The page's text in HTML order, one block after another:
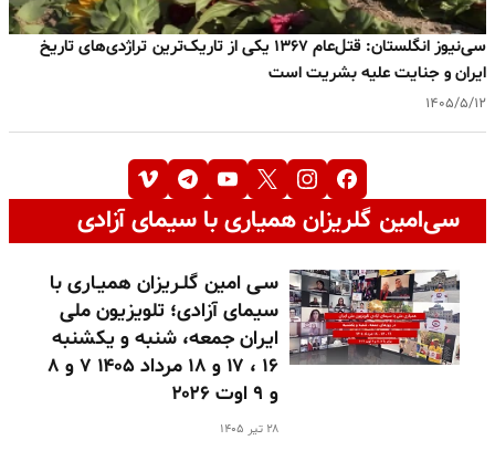
سی‌نیوز انگلستان: قتل‌عام ۱۳۶۷ یکی از تاریک‌ترین تراژدی‌های تاریخ
ایران و جنایت علیه بشریت است
۱۴۰۵/۵/۱۲
سی‌امین گلریزان همیاری با سیمای آزادی
سـی امین گلـریزان همیـاری با
سیمای آزادی؛ تلویزیون ملی
ایران جمعه، شنبه و یکشنبه
۱۶ ، ۱۷ و ۱۸ مرداد ۱۴۰۵ ۷ و ۸
و ۹ اوت ۲۰۲۶
۲۸ تیر ۱۴۰۵